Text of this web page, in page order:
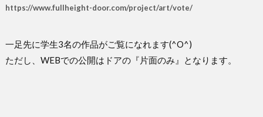
https://www.fullheight-door.com/project/art/vote/
一足先に学生3名の作品がご覧になれます(^O^)
ただし、WEBでの公開はドアの『片面のみ』となります。